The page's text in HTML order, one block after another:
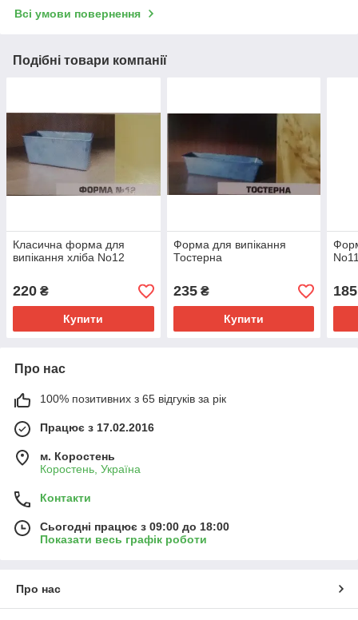
Всі умови повернення
Подібні товари компанії
Класична форма для
випікання хліба No12
220 ₴
Купити
Форма для випікання
Тостерна
235₴
Купити
185
Про нас
100% позитивних з 65 відгуків за рік
Працює з 17.02.2016
м. Коростень
Коростень, Україна
Контакти
Сьогодні працює з 09:00 до 18:00
Показати весь графік роботи
Про нас